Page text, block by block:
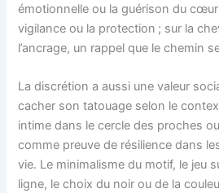
émotionnelle ou la guérison du cœur
vigilance ou la protection ; sur la
l’ancrage, un rappel que le chemin
La discrétion a aussi une valeur
cacher son tatouage selon le
intime dans le cercle des proches
comme preuve de résilience dans
vie. Le minimalisme du motif, le jeu
ligne, le choix du noir ou de la